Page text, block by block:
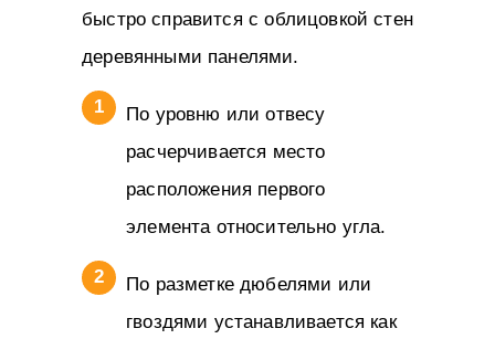
быстро справится с облицовкой стен
деревянными панелями.
По уровню или отвесу
расчерчивается место
расположения первого
элемента относительно угла.
По разметке дюбелями или
гвоздями устанавливается как